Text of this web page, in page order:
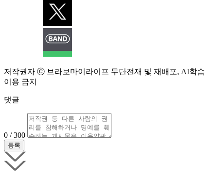
저작권자 ⓒ 브라보마이라이프 무단전재 및 재배포, AI학습
이용 금지
댓글
0 / 300